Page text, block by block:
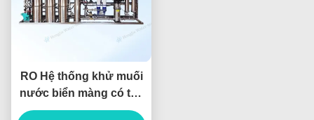
RO Hệ thống khử muối
nước biển màng có thể
tùy chỉnh hiệu suất cao